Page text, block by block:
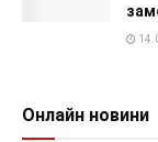
Онлайн новини